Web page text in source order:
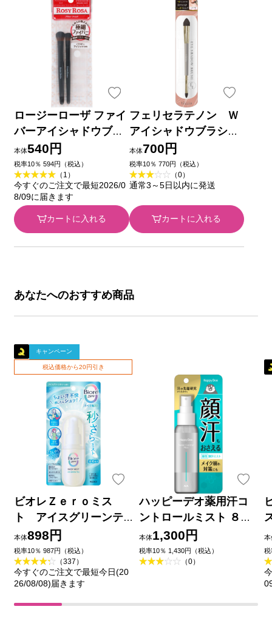
ロージーローザ ファイ
バーアイシャドウブラ
シセット ＿ シャンテ
イ
本体540円
税率10％ 594円（税込）
（1）
今すぐのご注文で最短2026/0
8/09に届きます
カートに入れる
フェリセラテノン Ｗ
アイシャドウブラシポ
インテッド １個 スタ
ーラボコスメティック
ス
本体700円
税率10％ 770円（税込）
（0）
通常3～5日以内に発送
カートに入れる
あなたへのおすすめ商品
キャンペーン
税込価格から20円引き
ビオレＺｅｒｏミス
ト アイスグリーンテ
ィーの香り ６０ｍＬ 花
王
本体898円
税率10％ 987円（税込）
（337）
今すぐのご注文で最短今日(20
26/08/08)届きます
ハッピーデオ薬用汗コ
ントロールミスト ８０
ｍｌ マンダム (医薬部外
品)
本体1,300円
税率10％ 1,430円（税込）
（0）
本
税